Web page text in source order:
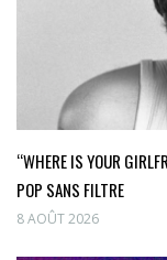
“WHERE IS YOUR
POP SANS FILTRE
8 AOÛT 2026